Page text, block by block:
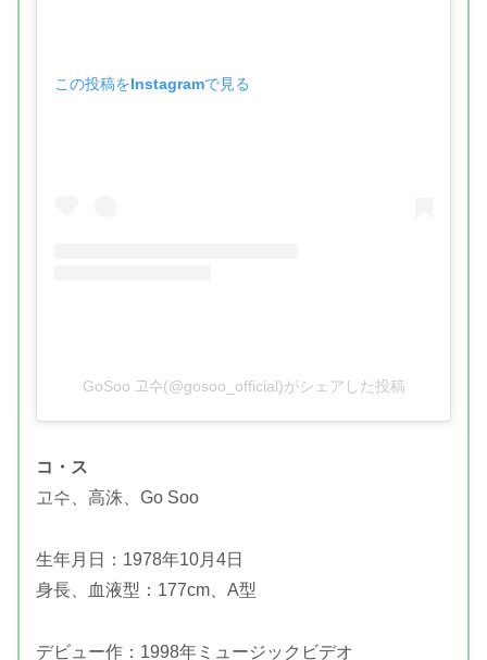
この投稿をInstagramで見る
GoSoo 고수(@gosoo_official)がシェアした投稿
コ・ス
고수、高洙、Go Soo
生年月日：1978年10月4日
身長、血液型：177cm、A型
デビュー作：1998年ミュージックビデオ